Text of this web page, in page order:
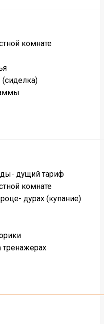
комнате
дущий тариф
комнате
дурах (купание)
тренажерах